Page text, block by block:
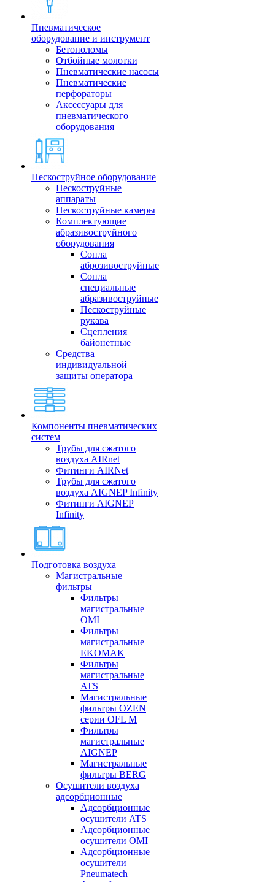
Пневматическое
оборудование и инструмент
Бетоноломы
Отбойные молотки
Пневматические насосы
Пневматические
перфораторы
Аксессуары для
пневматического
оборудования
Пескоструйное оборудование
Пескоструйные
аппараты
Пескоструйные камеры
Комплектующие
абразивоструйного
оборудования
Сопла
аброзивоструйные
Сопла
специальные
абразивоструйные
Пескоструйные
рукава
Сцепления
байонетные
Средства
индивидуальной
защиты оператора
Компоненты пневматических
систем
Трубы для сжатого
воздуха AIRnet
Фитинги AIRNet
Трубы для сжатого
воздуха AIGNEP Infinity
Фитинги AIGNEP
Infinity
Подготовка воздуха
Магистральные
фильтры
Фильтры
магистральные
OMI
Фильтры
магистральные
EKOMAK
Фильтры
магистральные
ATS
Магистральные
фильтры OZEN
серии OFL M
Фильтры
магистральные
AIGNEP
Магистральные
фильтры BERG
Осушители воздуха
адсорбционные
Адсорбционные
осушители ATS
Адсорбционные
осушители OMI
Адсорбционные
осушители
Pneumatech